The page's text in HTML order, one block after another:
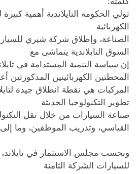
تولي الحكومة التايلاندية أهمية
الكهربائية
الصناعة، وإطلاق شركة شيري
السوق التايلاندية يتماشى مع
إن سياسة التنمية المستدامة في
المحطتين الكهربائيتين المذكورتين
المركبات هي نقطة انطلاق جيدة
تطوير التكنولوجيا الحديثة
صناعة السيارات من خلال نقل
القياسي، وتدريب الموظفين، وما
وبحسب مجلس الاستثمار في
للسيارات الشركة الثامنة